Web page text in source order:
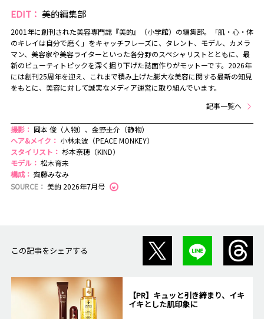
EDIT： 美的編集部
2001年に創刊された美容専門誌『美的』（小学館）の編集部。「肌・心・体
のキレイは自分で磨く」をキャッチフレーズに、タレント、モデル、カメラ
マン、美容家や美容ライターといった各分野のスペシャリストとともに、最
新のビューティトピックを深く掘り下げた誌面作りがモットーです。2026年
には創刊25周年を迎え、これまで積み上げた膨大な美容に関する最新の知見
をもとに、美容に対して誠実なメディア運営に取り組んでいます。
記事一覧へ
撮影： 岡本 俊（人物）、金野圭介（静物）
ヘア&メイク： 小林未波（PEACE MONKEY）
スタイリスト： 杉本奈穂（KIND）
モデル： 松木育未
構成： 齊藤みなみ
SOURCE： 美的 2026年7月号
この記事をシェアする
【PR】キュッと引き締まり、イキ
イキとした肌印象に